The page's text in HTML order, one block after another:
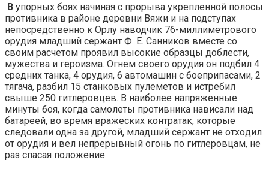
В упорных боях начиная с прорыва укрепленной полосы
противника в районе деревни Вяжи и на под­ступах
непосредственно к Орлу наводчик 76-миллиметрового
орудия младший сержант Ф. Е. Санников вме­сте со
своим расчетом проявил высокие образцы доблести,
мужества и героизма. Огнем своего орудия он под­бил 4
средних танка, 4 орудия, 6 автомашин с боепри­пасами, 2
тягача, разбил 15 станковых пулеметов и истребил
свыше 250 гитлеровцев. В наиболее напряжен­ные
минуты боя, когда самолеты противника нависали над
батареей, во время вражеских контратак, которые
следовали одна за другой, младший сержант не отхо­дил
от орудия и вел непрерывный огонь по гитлеров­цам, не
раз спасая положение.